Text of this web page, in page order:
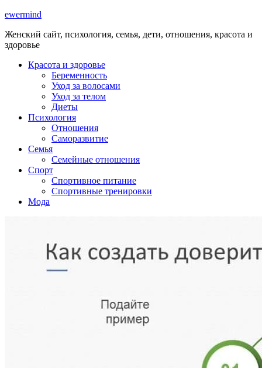
ewermind
Женский сайт, психология, семья, дети, отношения, красота и
здоровье
Красота и здоровье
Беременность
Уход за волосами
Уход за телом
Диеты
Психология
Отношения
Саморазвитие
Семья
Семейные отношения
Спорт
Спортивное питание
Спортивные тренировки
Мода